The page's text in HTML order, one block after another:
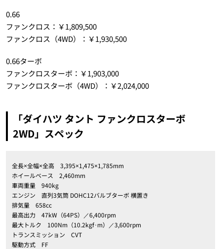
0.66
ファンクロス：￥1,809,500
ファンクロス（4WD）：￥1,930,500
0.66ターボ
ファンクロスターボ：￥1,903,000
ファンクロスターボ（4WD）：￥2,024,000
「ダイハツ タント ファンクロスターボ
2WD」スペック
全長×全幅×全高 3,395×1,475×1,785mm
ホイールベース 2,460mm
車両重量 940kg
エンジン 直列3気筒 DOHC12バルブターボ 横置き
排気量 658cc
最高出力 47kW（64PS）／6,400rpm
最大トルク 100Nm（10.2kgf･m）／3,600rpm
トランスミッション CVT
駆動方式 FF